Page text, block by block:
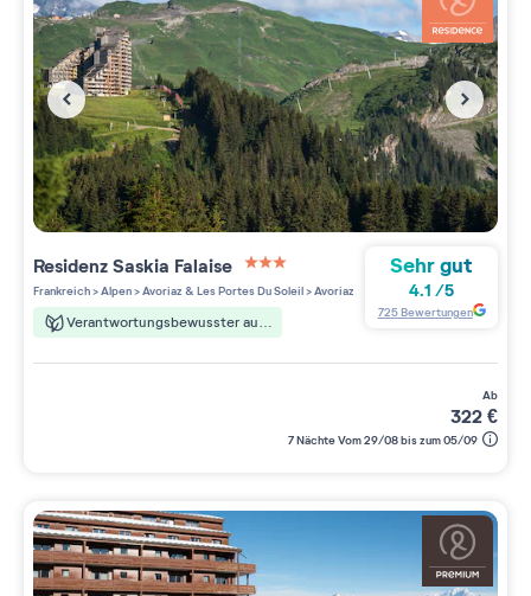
ResidenzSaskia Falaise
3 étoiles sur 5
Frankreich>Alpen>Avoriaz & Les Portes Du Soleil>Avoriaz
Verantwortungsbewusster aufenthalt
Sehr gut
4.1 /5
725Bewertungen
ab
322€
7 Nächte Vom 29/08 bis zum 05/09